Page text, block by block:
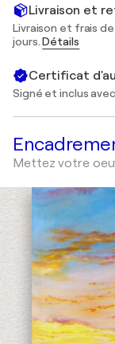
Livraison et
Livraison et frais
jours.Détails
Certificat
Signé et inclus
Mettez votre